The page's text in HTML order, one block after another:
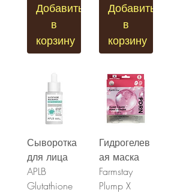
Добавить
в
корзину
Добавить
в
корзину
Сыворотка
для лица
APLB
Glutathione
Гидрогелев
ая маска
Farmstay
Plump X